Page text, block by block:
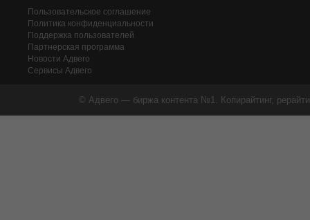
Пользовательское соглашение
Политика конфиденциальности
Поддержка пользователей
Партнерская программа
Новости Адвего
Сервисы Адвего
© Адвего — биржа контента №1. Копирайтинг,